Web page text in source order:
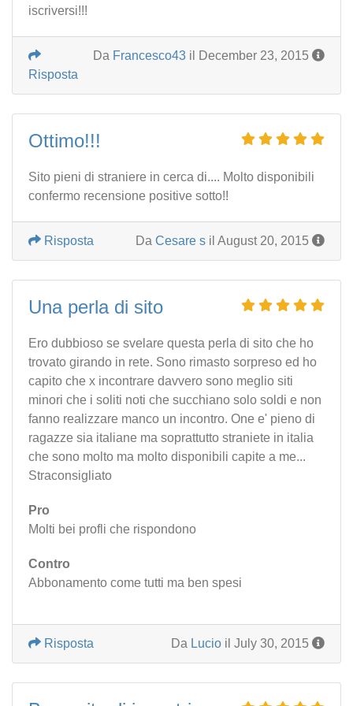
iscriversi!!!
Da Francesco43 il December 23, 2015
Risposta
Ottimo!!!
Sito pieni di straniere in cerca di.... Molto disponibili
confermo recensione positive sotto!!
Da Cesare s il August 20, 2015
Risposta
Una perla di sito
Ero dubbioso se svelare questa perla di sito che ho
trovato girando in rete. Sono rimasto sorpreso ed ho
capito che x incontrare davvero sono meglio siti
minori che i soliti noti che succhiano solo soldi e non
fanno realizzare manco un incontro. One e' pieno di
ragazze sia italiane ma soprattutto straniete in italia
che sono molto ma molto disponibili capite a me...
Straconsigliato
Pro
Molti bei profli che rispondono
Contro
Abbonamento come tutti ma ben spesi
Da Lucio il July 30, 2015
Risposta